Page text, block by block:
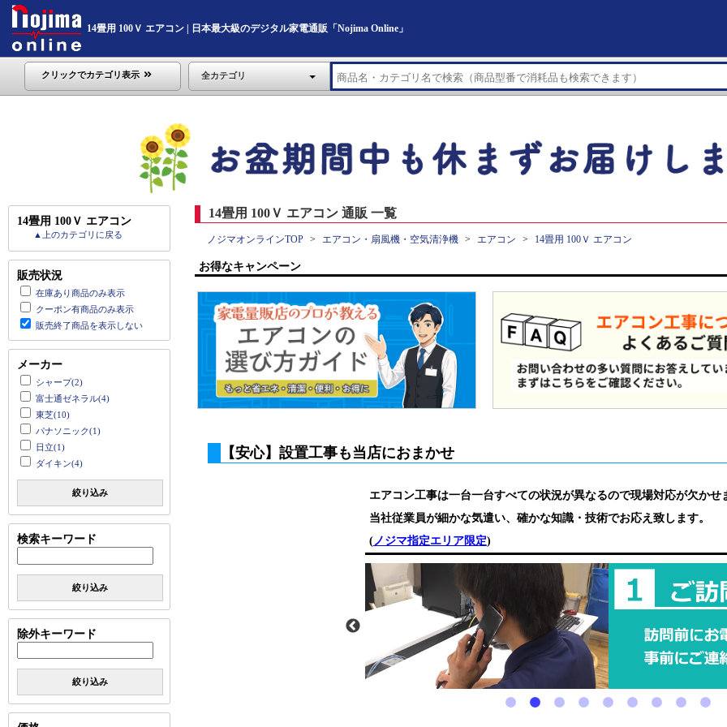
14畳用 100Ｖ エアコン | 日本最大級のデジタル家電通販「Nojima Online」
クリックでカテゴリ表示 全カテゴリ
14畳用 100Ｖ エアコン
▲上のカテゴリに戻る
販売状況
在庫あり商品のみ表示
クーポン有商品のみ表示
販売終了商品を表示しない
メーカー
シャープ(2)
富士通ゼネラル(4)
東芝(10)
パナソニック(1)
日立(1)
ダイキン(4)
絞り込み
検索キーワード
絞り込み
除外キーワード
絞り込み
14畳用 100Ｖ エアコン 通販 一覧
ノジマオンラインTOP エアコン・扇風機・空気清浄機 エアコン 14畳用 100Ｖ エアコン
お得なキャンペーン
【安心】設置工事も当店におまかせ
エアコン工事は一台一台すべての状況が異なるので現場対応が欠かせ
当社従業員が細かな気遣い、確かな知識・技術でお応え致します。
(ノジマ指定エリア限定)